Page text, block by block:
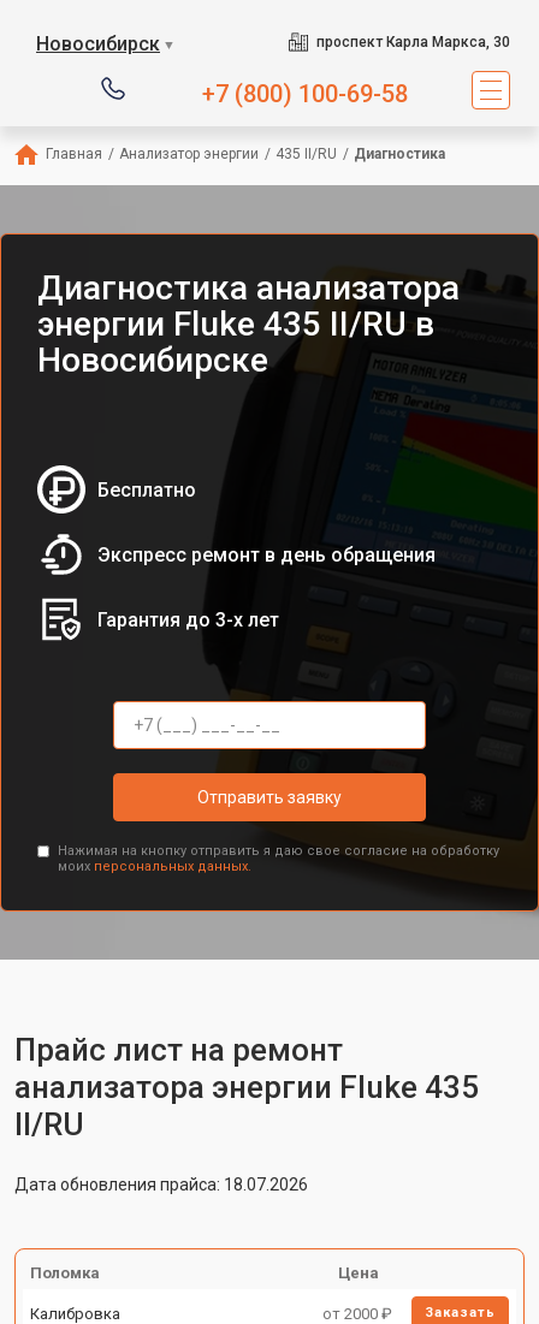
Новосибирск ▼ проспект Карла Маркса, 30
+7 (800) 100-69-58
Главная / Анализатор энергии / 435 II/RU / Диагностика
Диагностика анализатора
энергии Fluke 435 II/RU в
Новосибирске
Бесплатно
Экспресс ремонт в день обращения
Гарантия до 3-х лет
Отправить заявку
Нажимая на кнопку отправить я даю свое согласие на обработку
моих персональных данных.
Прайс лист на ремонт
анализатора энергии Fluke 435
II/RU
Дата обновления прайса: 18.07.2026
Поломка Цена
Калибровка от 2000 ₽ Заказать